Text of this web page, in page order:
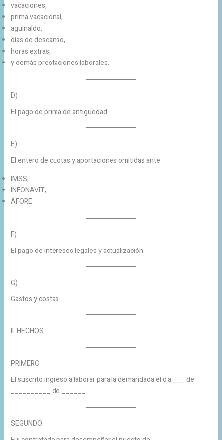
vacaciones,
prima vacacional,
aguinaldo,
días de descanso,
horas extras,
y demás prestaciones laborales.
D)
El pago de prima de antigüedad.
E)
El entero de cuotas y aportaciones omitidas ante:
IMSS;
INFONAVIT;
AFORE.
F)
El pago de intereses legales y actualización.
G)
Gastos y costas.
II. HECHOS
PRIMERO
El suscrito ingresó a laborar para la demandada el día ___ de
__________ de ______.
SEGUNDO